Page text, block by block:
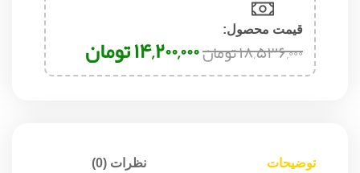
قیمت محصول:​
۱۸,۵۳۶,۰۰۰تومان۱۴,۲۰۰,۰۰۰تومان
توضیحات نظرات (0)